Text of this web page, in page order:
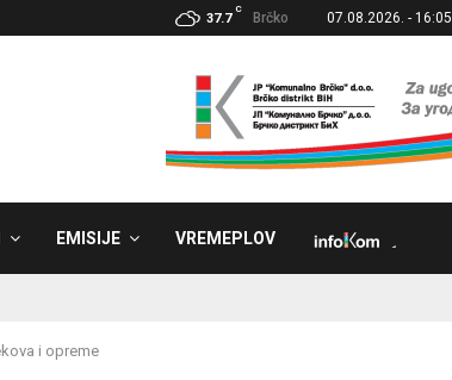
37.7
C
Brčko 07.08.2026. - 16:05
EMISIJE VREMEPLOV
i opreme